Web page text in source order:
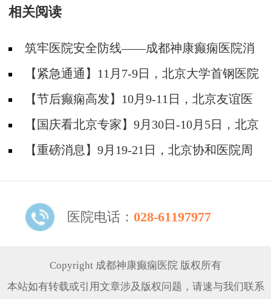
相关阅读
筑牢医院安全防线——成都神康癫痫医院消
防安全培训纪实
【紧急通通】11月7-9日，北京大学首钢医院
神经内科胡颖教授亲临成都会诊，破解癫痫疑难
【节后癫痫高发】10月9-11日，北京友谊医
院陈葵博士免费会诊+治疗援助，破解癫痫难
题！
【国庆看北京专家】9月30日-10月5日，北京
天坛&首钢医院两大专家蓉城亲诊+癫痫大额救
【重磅消息】9月19-21日，北京协和医院周
线！
医院电话： 028-61197977
Copyright 成都神康癫痫医院 版权所有
本站如有转载或引用文章涉及版权问题，请速与我们联系